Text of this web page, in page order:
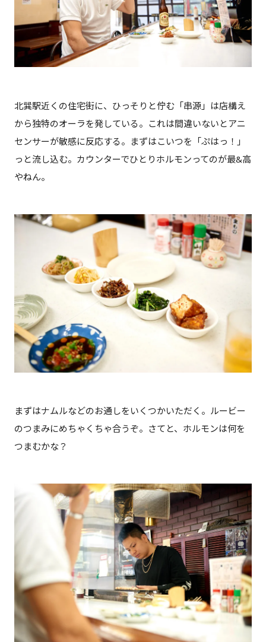
北巽駅近くの住宅街に、ひっそりと佇む「串源」は店構え
から独特のオーラを発している。これは間違いないとアニ
センサーが敏感に反応する。まずはこいつを「ぷはっ！」
っと流し込む。カウンターでひとりホルモンってのが最&高
やねん。
まずはナムルなどのお通しをいくつかいただく。ルービー
のつまみにめちゃくちゃ合うぞ。さてと、ホルモンは何を
つまむかな？